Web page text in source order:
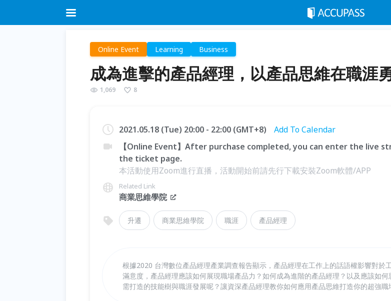
Online Event Learning Business
成為進擊的產品經理，以產品思維在職涯
1,069 8
2021.05.18 (Tue) 20:00 - 22:00 (GMT+8)
Add To Calendar
【Online Event】After purchase completed, you can enter the live
the ticket page.
本活動使用Zoom進行直播，活動開始前請先行下載安裝Zoom軟體/APP
Related Link
商業思維學院
升遷 商業思維學院 職涯 產品經理
根據2020 台灣數位產品經理產業調查報告顯示，產品經理在工作上的話語權影響對於
滿意度，產品經理應該如何展現職場產品力？如何成為進階的產品經理？以及應該如
需打造的技能樹與職涯發展呢？讓資深產品經理教你如何應用產品思維打造你的超強職